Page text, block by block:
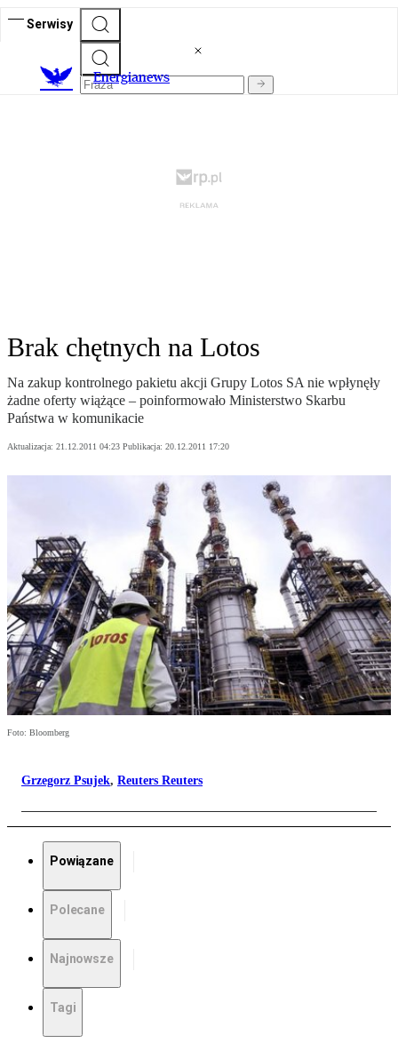
Serwisy
Energianews
Brak chętnych na Lotos
Na zakup kontrolnego pakietu akcji Grupy Lotos SA nie wpłynęły
żadne oferty wiążące – poinformowało Ministerstwo Skarbu
Państwa w komunikacie
Aktualizacja: 21.12.2011 04:23 Publikacja: 20.12.2011 17:20
Foto: Bloomberg
Grzegorz Psujek, Reuters Reuters
Powiązane
Polecane
Najnowsze
Tagi